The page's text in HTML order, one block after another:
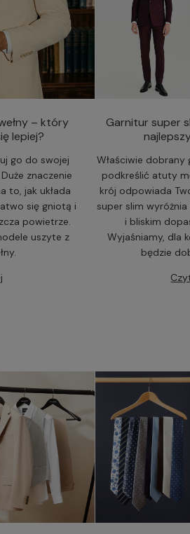
– który
lepiej?
go do swojej
znaczenie
to, jak układa
się gniotą i
powietrze.
uszyte z
Garnitur super
Właściwie dobrany
podkreślić atuty
krój odpowiada
super slim
i bliskim
Wyjaśniamy, dla
będzie